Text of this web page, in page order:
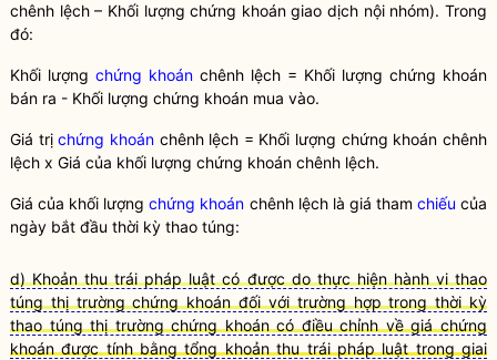
chênh lệch – Khối lượngchứng khoángiao dịch nội nhóm). Trong
đó:
Khối lượng chứng khoán chênh lệch = Khối lượng chứng khoán
bán ra - Khối lượng chứng khoán mua vào.
Giá trịchứng khoánchênh lệch = Khối lượng chứng khoán chênh
lệch x Giá của khối lượng chứng khoán chênh lệch.
Giá của khối lượngchứng khoán chênh lệch là giá tham chiếu của
ngày bắt đầu thời kỳ thao túng:
d) Khoản thu trái pháp luật có được do thực hiện hành vi thao
túng thị trường chứng khoán đối với trường hợp trong thời kỳ
thao túng thị trường chứng khoán có điều chỉnh về giá chứng
khoán được tính bằng tổng khoản thu trái pháp luật trong giai